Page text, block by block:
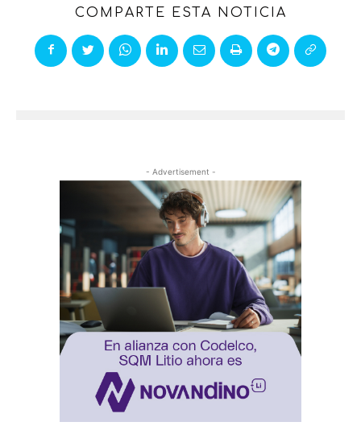
COMPARTE ESTA NOTICIA
- Advertisement -